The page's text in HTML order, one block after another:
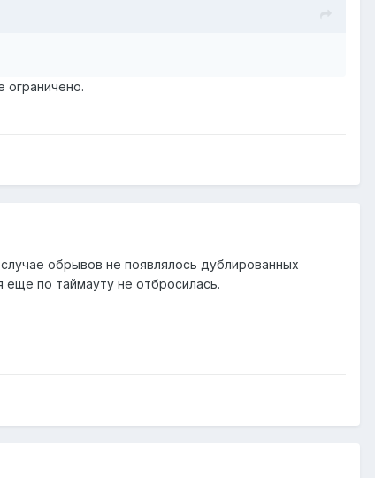
ограничено.
обрывов не появлялось дублированных
по таймауту не отбросилась.